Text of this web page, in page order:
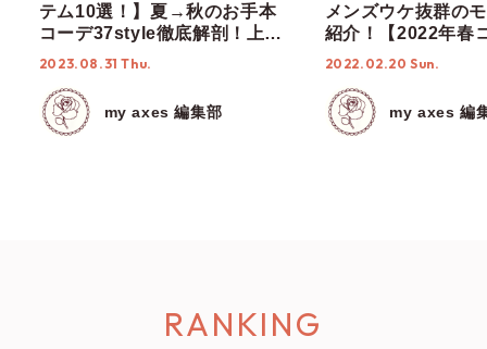
テム10選！】夏→秋のお手本
コーデ37style徹底解剖！上手
に秋スタイルにシフトしよう
2023.08.31 Thu.
my axes 編集部
メンズウケ抜群の
紹介！【2022年春
2022.02.20 Sun.
my axes 編
RANKING